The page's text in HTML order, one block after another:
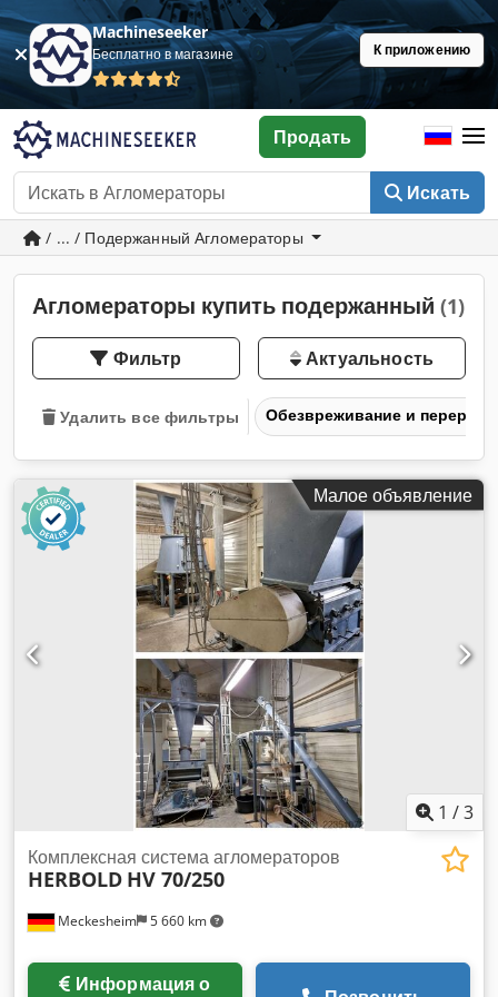
Machineseeker
Бесплатно в магазине К приложению
Искать
Продать
/ ... / Подержанный Агломераторы
Агломераторы купить подержанный (1)
Фильтр Актуальность
Удалить все фильтры Обезвреживание и
Малое объявление
1 /3
Meckesheim 5 660 km
Комплексная система агломераторов
HERBOLD HV 70/250